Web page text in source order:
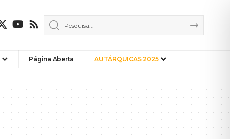
Página Aberta AUTÁRQUICAS 2025